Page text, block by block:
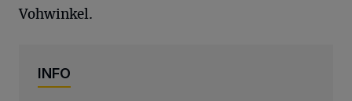
Vohwinkel.
INFO